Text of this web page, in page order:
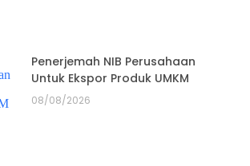
Penerjemah NIB Perusahaan
Untuk Ekspor Produk UMKM
08/08/2026